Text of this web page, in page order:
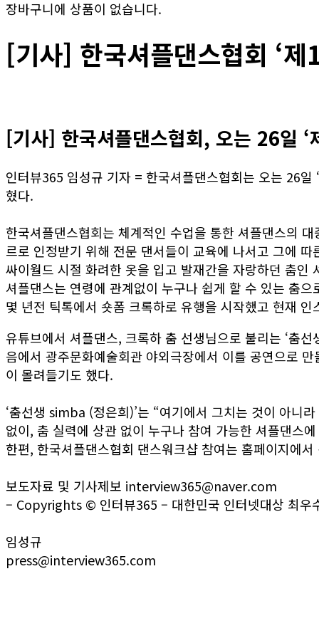
장바구니에 상품이 없습니다.
[기사] 한국셔플댄스협회 ‘제
[기사] 한국셔플댄스협회, 오는 26일 ‘
인터뷰365 임성규 기자 = 한국셔플댄스협회는 오는 26
혔다.
한국셔플댄스협회는 체계적인 수업을 통한 셔플댄스의
르로 인정받기 위해 전문 댄서들이 교육에 나서고 그에
싸이월드 시절 화려한 옷을 입고 발재간을 자랑하던 춤
셔플댄스는 연령에 관계없이 누구나 쉽게 할 수 있는 춤
몇 년전 틱톡에서 숏폼 크록하로 유행을 시작했고 현재
유튜브에서 셔플댄스, 크록하 춤 선생님으로 불리는 ‘춤
음에서 광주문화예술회관 야외극장에서 이를 공연으로
이 몰려들기도 했다.
‘춤선생 simba (정은희)’는 “여기에서 그치는 것이 아니
없이, 춤 실력에 상관 없이 누구나 참여 가능한 셔플댄스
한편, 한국셔플댄스협회 댄스워크샵 참여는 홈페이지에
보도자료 및 기사제보 interview365@naver.com
– Copyrights © 인터뷰365 – 대한민국 인터넷대상 최우
임성규
press@interview365.com